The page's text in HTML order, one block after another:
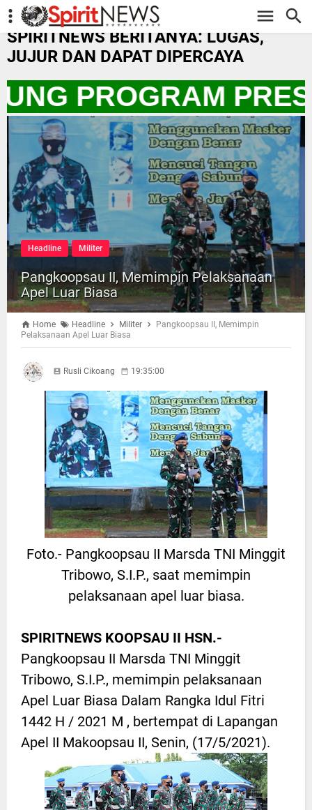
-->
SPIRITNEWS BERITANYA: LUGAS,
JUJUR DAN DAPAT DIPERCAYA
PROGRAM
Headline Militer
Pangkoopsau II, Memimpin Pelaksanaan
Apel Luar Biasa
Home Headline Militer
Pangkoopsau II, Memimpin
Pelaksanaan Apel Luar Biasa
Rusli Cikoang 19:35:00
Foto.- Pangkoopsau II Marsda TNI Minggit
Tribowo, S.I.P., saat memimpin
pelaksanaan apel luar biasa.
SPIRITNEWS KOOPSAU II HSN.-
Pangkoopsau II Marsda TNI Minggit
Tribowo, S.I.P., memimpin pelaksanaan
Apel Luar Biasa Dalam Rangka Idul Fitri
1442 H / 2021 M , bertempat di Lapangan
Apel II Makoopsau II, Senin, (17/5/2021).